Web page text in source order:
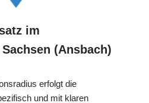
im
(Ansbach)
erfolgt die
und mit klaren